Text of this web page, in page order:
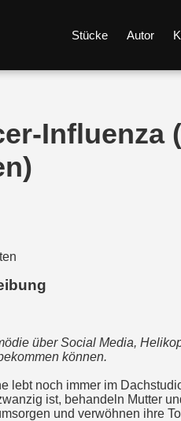
Stücke Autor
Influenza
über Social Media,
können.
lebt noch immer im
ist, behandeln Mutter
und verwöhnen ihre